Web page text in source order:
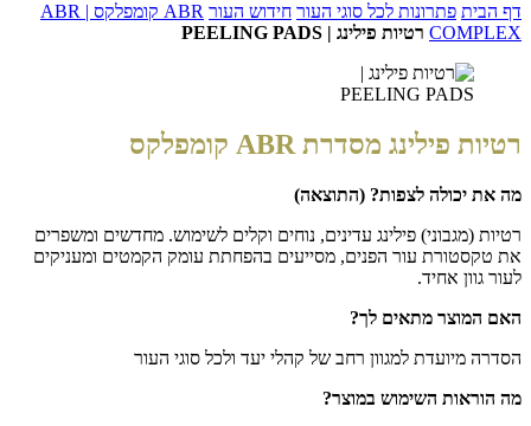
דף הבית פתרונות לכל סוגי העור חידוש העור
ABR קומפלקס | ABR
COMPLEX רטיות פילינג | PEELING PADS
רטיות פילינג מסדרת ABR קומפלקס
מה את יכולה לצפות? (התוצאה)
רטיות (מגבוני) פילינג עדינים, נוחים וקלים לשימוש. מחדשים ומשפרים
את טקסטורת עור הפנים, מסייעים בהפחתת עומק הקמטים ומעניקים
לעור גוון אחיד.
האם המוצר מתאים לך?
הסדרה מיועדת למגוון רחב של קהלי יעד ולכל סוגי העור
מה הוראות השימוש במוצר?